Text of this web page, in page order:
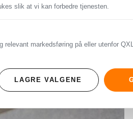
slik at vi kan forbedre tjenesten.
relevant markedsføring på eller utenfor
LAGRE VALGENE